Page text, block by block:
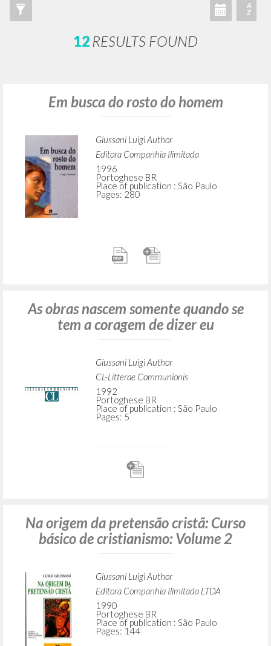
A
Z
12 RESULTS FOUND
Em busca do rosto do homem
Giussani Luigi Author
Editora Companhia Ilimitada
1996
Portoghese BR
Place of publication : São Paulo
Pages: 280
As obras nascem somente quando se
tem a coragem de dizer eu
Giussani Luigi Author
CL-Litterae Communionis
1992
Portoghese BR
Place of publication : São Paulo
Pages: 5
Na origem da pretensão cristã: Curso
básico de cristianismo: Volume 2
Giussani Luigi Author
Editora Companhia Ilimitada LTDA
1990
Portoghese BR
Place of publication : São Paulo
Pages: 144